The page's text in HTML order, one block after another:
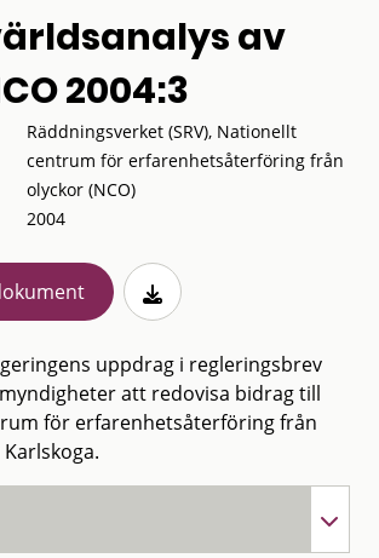
av
2004:3
Räddningsverket (SRV), Nationellt
centrum för erfarenhetsåterföring från
olyckor (NCO)
2004
uppdrag i regleringsbrev
att redovisa bidrag till
för erfarenhetsåterföring från